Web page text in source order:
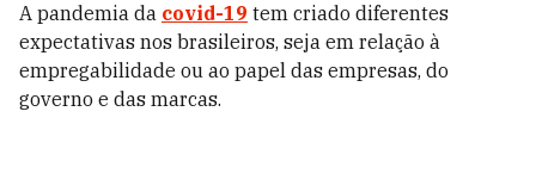
A pandemia da covid-19 tem criado diferentes
expectativas nos brasileiros, seja em relação à
empregabilidade ou ao papel das empresas, do
governo e das marcas.